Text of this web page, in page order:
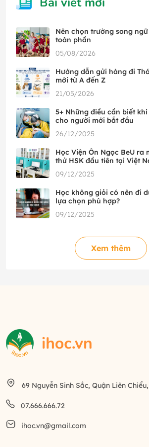
Nên chọn trường song
toàn phần
05/08/2026
Hướng dẫn gửi hàng đi
mới từ A đến Z
21/05/2026
5+ Những điều cần biết
cho người mới bắt đầu
26/12/2025
Học Viện Ôn Ngọc BeU ra
thử HSK đầu tiên tại Việt
09/12/2025
Học không giỏi có nên đi
lựa chọn phù hợp?
09/12/2025
Xem thêm
69 Nguyễn Sinh Sắc, Quận Liên
07.666.666.72
ihoc.vn@gmail.com